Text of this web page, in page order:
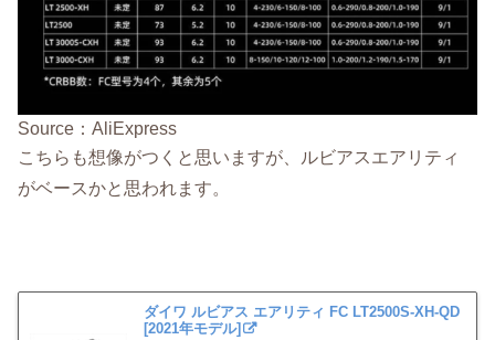
Source：AliExpress
こちらも想像がつくと思いますが、ルビアスエアリティ
がベースかと思われます。
ダイワ ルビアス エアリティ FC LT2500S-XH-QD
[2021年モデル]